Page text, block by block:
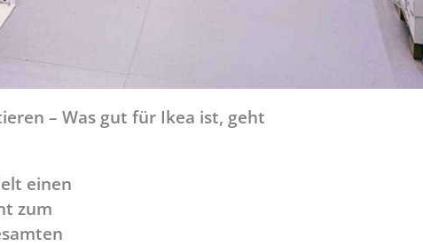
– Was gut für Ikea ist, geht
einen
zum